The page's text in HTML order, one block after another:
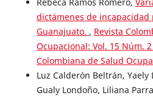
dictámenes de incapacidad
Guanajuato. , Revista
Ocupacional: Vol. 15 Núm.
Colombiana de Salud
Luz Calderón Beltrán, Yaely
Gualy Londoño, Liliana